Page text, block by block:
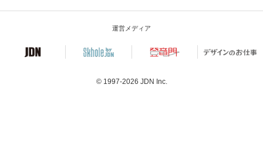
運営メディア
© 1997-2026 JDN Inc.